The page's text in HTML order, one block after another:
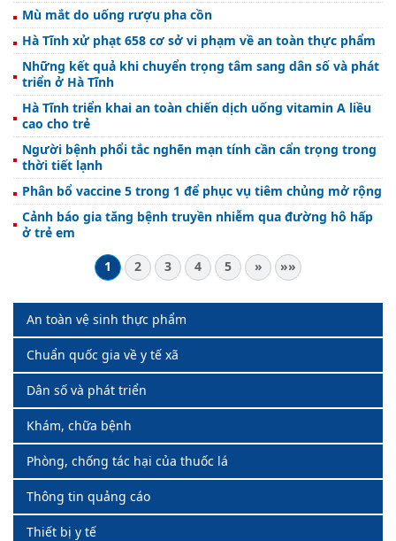
Mù mắt do uống rượu pha cồn
Hà Tĩnh xử phạt 658 cơ sở vi phạm về an toàn thực phẩm
Những kết quả khi chuyển trọng tâm sang dân số và phát
triển ở Hà Tĩnh
Hà Tĩnh triển khai an toàn chiến dịch uống vitamin A liều
cao cho trẻ
Người bệnh phổi tắc nghẽn mạn tính cần cẩn trọng trong
thời tiết lạnh
Phân bổ vaccine 5 trong 1 để phục vụ tiêm chủng mở rộng
Cảnh báo gia tăng bệnh truyền nhiễm qua đường hô hấp
ở trẻ em
1
2 3 4 5 » »»
An toàn vệ sinh thực phẩm
Chuẩn quốc gia về y tế xã
Dân số và phát triển
Khám, chữa bệnh
Phòng, chống tác hại của thuốc lá
Thông tin quảng cáo
Thiết bị y tế